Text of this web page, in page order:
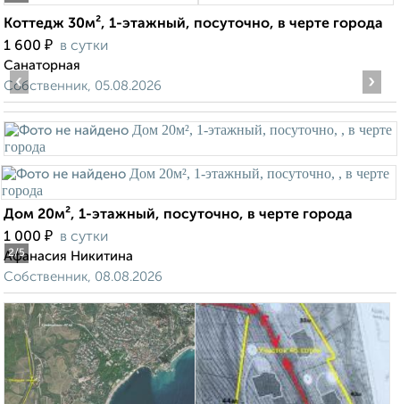
Коттедж 30м², 1-этажный, посуточно, в черте города
1 600 ₽ в сутки
Санаторная
Собственник, 05.08.2026
2/5
‹ ›
Дом 20м², 1-этажный, посуточно, в черте города
1 000 ₽ в сутки
Афанасия Никитина
Собственник, 08.08.2026